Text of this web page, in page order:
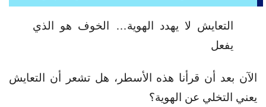
التعايش لا يهدد الهوية… الخوف هو الذي
يفعل
الآن بعد أن قرأنا هذه الأسطر، هل تشعر أن التعايش
يعني التخلي عن الهوية؟